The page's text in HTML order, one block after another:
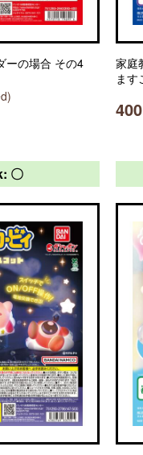
ーの場合 その4
家庭
ます
400
〇